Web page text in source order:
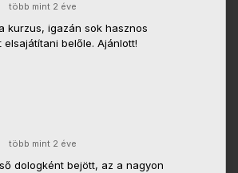
több mint 2 éve
kurzus, igazán sok hasznos
belőle. Ajánlott!
több mint 2 éve
dologként bejött, az a nagyon